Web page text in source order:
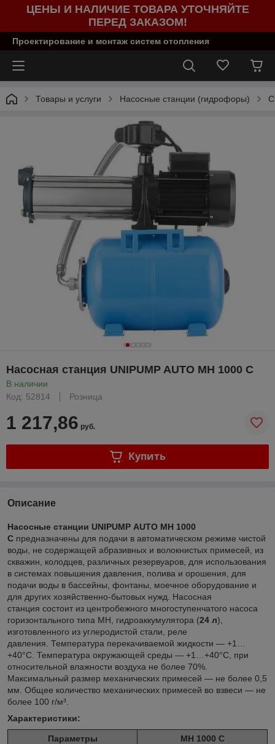
ЦЕНЫ И НАЛИЧИЕ ТОВАРА УТОЧНЯЙТЕ
ПЕРЕД ЗАКАЗОМ!
Проектирование и монтаж систем отопления
Товары и услуги Насосные станции (гидрофоры)
Насосная станция UNIPUMP AUTO MH 1000 С
В наличии
Код: 52814
Розница
1 217,86 руб.
Купить
Описание
Насосные станции UNIPUMP AUTO MH 1000
С предназначены для подачи в автоматическом режиме чистой
воды, не содержащей абразивных и волокнистых примесей, из
скважин, колодцев, различных резервуаров, для использования
в системах повышения давления, полива и орошения, для
подачи воды в бассейны, фонтаны, моечное оборудование и
для других хозяйственно-бытовых нужд. Насосная
станция состоит из центробежного многоступенчатого насоса
горизонтального типа MH, гидроаккумулятора (24 л),
изготовленного из углеродистой стали, реле
давления. Температура перекачиваемой жидкости — +1…
+40°С. Температура окружающей среды — +1…+40°С, при
относительной влажности воздуха не более 70%.
Максимальный размер механических примесей — не более 0,5
мм. Общее количество механических примесей во взвеси — не
более 100 г/м³.
Характеристики:
Параметры
MH 1000 С